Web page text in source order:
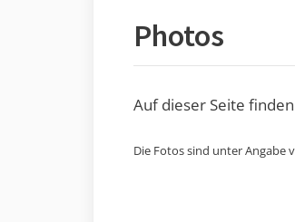
Photos
Auf dieser Seite
Die Fotos sind unter Angabe